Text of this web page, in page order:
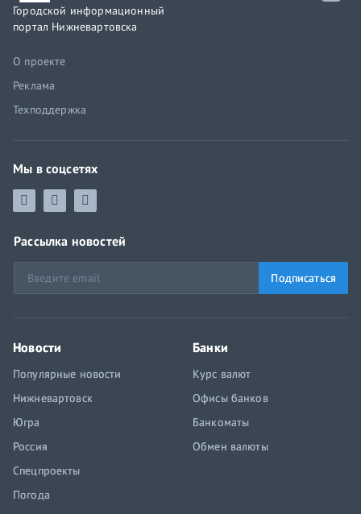
Городской информационный
портал Нижневартовска
О проекте
Реклама
Техподдержка
Мы в соцсетях
Рассылка новостей
Подписаться
Новости
Популярные новости
Нижневартовск
Югра
Россия
Спецпроекты
Погода
Банки
Курс валют
Офисы банков
Банкоматы
Обмен валюты